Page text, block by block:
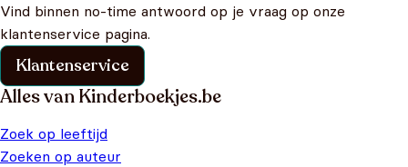
Vind binnen no-time antwoord op je vraag op onze
klantenservice pagina.
Klantenservice
Alles van Kinderboekjes.be
Zoek op leeftijd
Zoeken op auteur